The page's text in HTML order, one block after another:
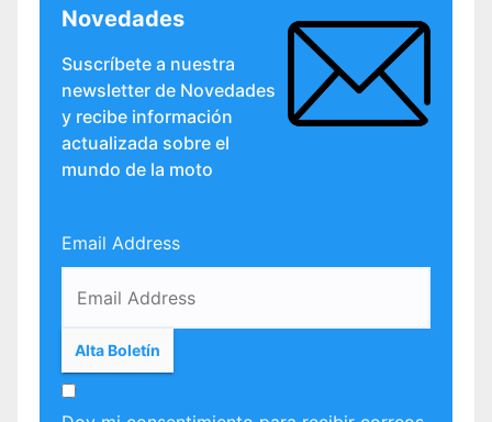
Novedades
Suscríbete a nuestra
newsletter de Novedades
y recibe información
actualizada sobre el
mundo de la moto
Email Address